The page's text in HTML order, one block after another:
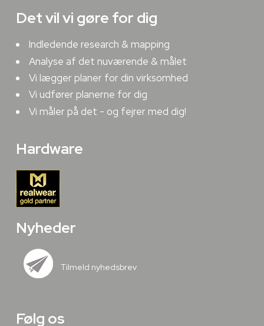
Det vil vi gøre for dig
Indledende research & mapping
Analyse af det nuværende & målet
Vi lægger planer for din virksomhed
Vi udfører planerne for dig
Vi måler på det - og fejrer med dig!
Hardware
Nyheder
Tilmeld nyhedsbrev
Følg os